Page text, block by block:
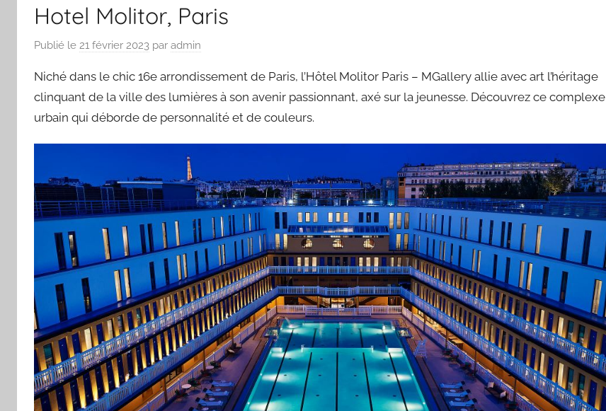
Hotel Molitor, Paris
Publié le 21 février 2023 par admin
Niché dans le chic 16e arrondissement de Paris, l’Hôtel Molitor Paris – MGallery allie avec art l’héritage
clinquant de la ville des lumières à son avenir passionnant, axé sur la jeunesse. Découvrez ce complexe
urbain qui déborde de personnalité et de couleurs.